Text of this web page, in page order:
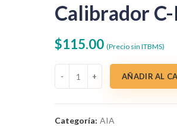
Calibrador
$115.00 (Precio sin ITBMS)
Calibrador C-Pep AIA cantidad
AÑADIR AL
Categoría: AIA